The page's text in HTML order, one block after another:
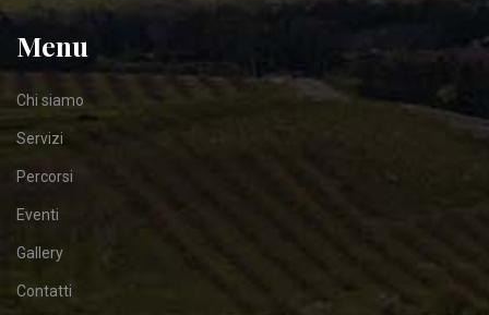
Menu
Chi siamo
Servizi
Percorsi
Eventi
Gallery
Contatti